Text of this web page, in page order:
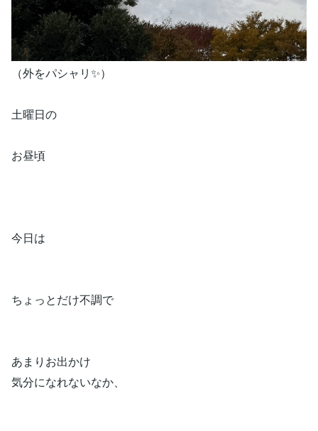
（外をパシャリ✨）
土曜日の
お昼頃
今日は
ちょっとだけ不調で
あまりお出かけ
気分になれないなか、